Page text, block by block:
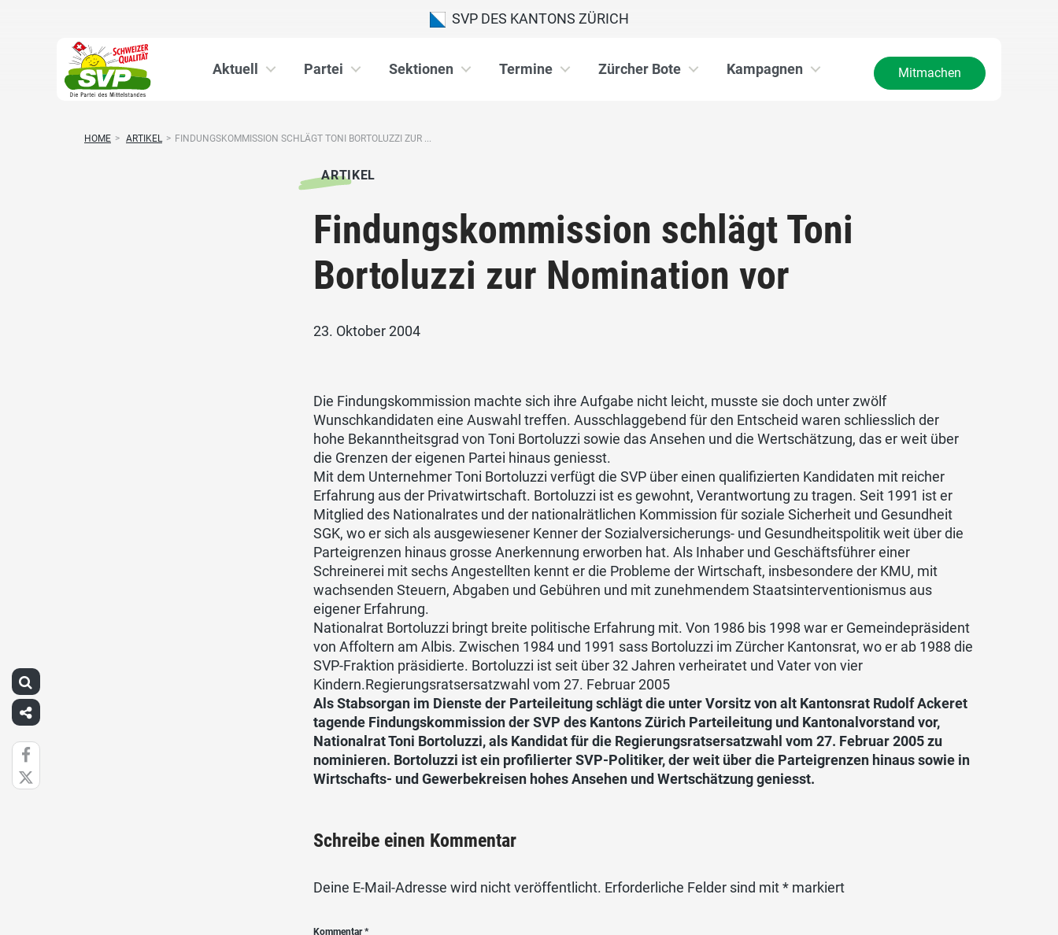
SVP DES KANTONS ZÜRICH
Aktuell Partei Sektionen Termine Zürcher Bote Kampagnen Mitmachen
HOME > ARTIKEL > FINDUNGSKOMMISSION SCHLÄGT TONI BORTOLUZZI ZUR ...
ARTIKEL
Findungskommission schlägt Toni
Bortoluzzi zur Nomination vor
23. Oktober 2004
Die Findungskommission machte sich ihre Aufgabe nicht leicht, musste sie doch unter zwölf
Wunschkandidaten eine Auswahl treffen. Ausschlaggebend für den Entscheid waren schliesslich der
hohe Bekanntheitsgrad von Toni Bortoluzzi sowie das Ansehen und die Wertschätzung, das er weit über
die Grenzen der eigenen Partei hinaus geniesst.
Mit dem Unternehmer Toni Bortoluzzi verfügt die SVP über einen qualifizierten Kandidaten mit reicher
Erfahrung aus der Privatwirtschaft. Bortoluzzi ist es gewohnt, Verantwortung zu tragen. Seit 1991 ist er
Mitglied des Nationalrates und der nationalrätlichen Kommission für soziale Sicherheit und Gesundheit
SGK, wo er sich als ausgewiesener Kenner der Sozialversicherungs- und Gesundheitspolitik weit über die
Parteigrenzen hinaus grosse Anerkennung erworben hat. Als Inhaber und Geschäftsführer einer
Schreinerei mit sechs Angestellten kennt er die Probleme der Wirtschaft, insbesondere der KMU, mit
wachsenden Steuern, Abgaben und Gebühren und mit zunehmendem Staatsinterventionismus aus
eigener Erfahrung.
Nationalrat Bortoluzzi bringt breite politische Erfahrung mit. Von 1986 bis 1998 war er Gemeindepräsident
von Affoltern am Albis. Zwischen 1984 und 1991 sass Bortoluzzi im Zürcher Kantonsrat, wo er ab 1988 die
SVP-Fraktion präsidierte. Bortoluzzi ist seit über 32 Jahren verheiratet und Vater von vier
Kindern.Regierungsratsersatzwahl vom 27. Februar 2005
Als Stabsorgan im Dienste der Parteileitung schlägt die unter Vorsitz von alt Kantonsrat Rudolf Ackeret
tagende Findungskommission der SVP des Kantons Zürich Parteileitung und Kantonalvorstand vor,
Nationalrat Toni Bortoluzzi, als Kandidat für die Regierungsratsersatzwahl vom 27. Februar 2005 zu
nominieren. Bortoluzzi ist ein profilierter SVP-Politiker, der weit über die Parteigrenzen hinaus sowie in
Wirtschafts- und Gewerbekreisen hohes Ansehen und Wertschätzung geniesst.
Schreibe einen Kommentar
Deine E-Mail-Adresse wird nicht veröffentlicht. Erforderliche Felder sind mit* markiert
Kommentar*